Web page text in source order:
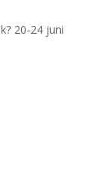
20-24 juni